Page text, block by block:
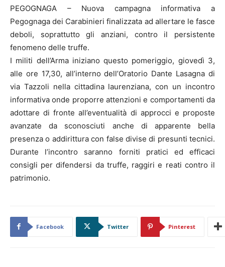
PEGOGNAGA – Nuova campagna informativa a
Pegognaga dei Carabinieri finalizzata ad allertare le fasce
deboli, soprattutto gli anziani, contro il persistente
fenomeno delle truffe.
I militi dell’Arma iniziano questo pomeriggio, giovedì 3,
alle ore 17,30, all’interno dell’Oratorio Dante Lasagna di
via Tazzoli nella cittadina laurenziana, con un incontro
informativa onde proporre attenzioni e comportamenti da
adottare di fronte all’eventualità di approcci e proposte
avanzate da sconosciuti anche di apparente bella
presenza o addirittura con false divise di presunti tecnici.
Durante l’incontro saranno forniti pratici ed efficaci
consigli per difendersi da truffe, raggiri e reati contro il
patrimonio.
Facebook Twitter Pinterest